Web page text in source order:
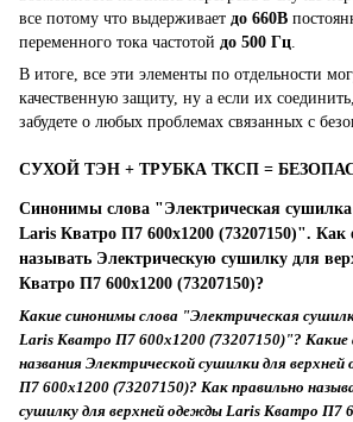
все потому что выдерживает до 660В
переменного тока частотой до 500 Гц
В итоге, все эти элементы по отдельности
качественную защиту, ну а если их
забудете о любых проблемах связанных с
СУХОЙ ТЭН + ТРУБКА ТКСП =
Синонимы слова "Электрическая
Laris Кватро П7 600x1200 (73207150)". Как
называть Электрическую сушилку для
Кватро П7 600x1200 (73207150)?
Какие синонимы слова "Электрическая
Laris Кватро П7 600x1200 (73207150)"?
названия Электрической сушилки для
П7 600x1200 (73207150)? Как правильно
сушилку для верхней одежды Laris Кватро П7